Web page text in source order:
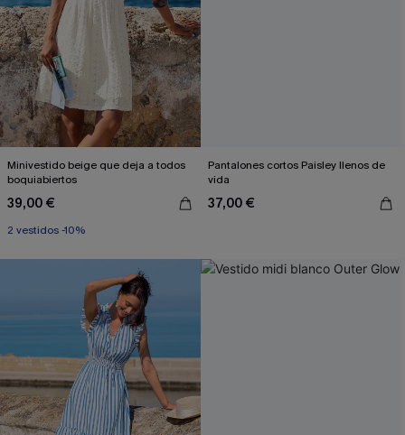
Minivestido beige que deja a todos
boquiabiertos
39,00 €
2 vestidos -10%
Pantalones cortos Paisley llenos de
vida
37,00 €